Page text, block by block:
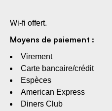
Wi-fi offert.
Moyens de paiement :
Virement
Carte bancaire/crédit
Espèces
American Express
Diners Club